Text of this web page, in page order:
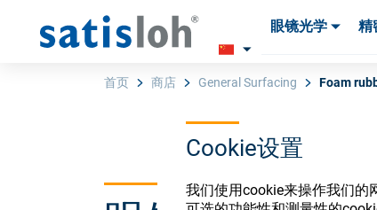
Cookie设置
我们使用cookie来操作我们的
眼镜光学 精
首页 商店 General Surfacing Foam